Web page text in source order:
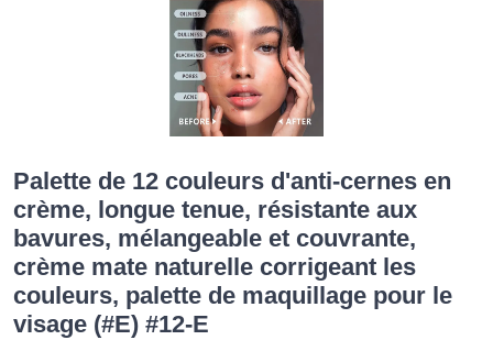
Palette de 12 couleurs d'anti-cernes en
crème, longue tenue, résistante aux
bavures, mélangeable et couvrante,
crème mate naturelle corrigeant les
couleurs, palette de maquillage pour le
visage (#E) #12-E